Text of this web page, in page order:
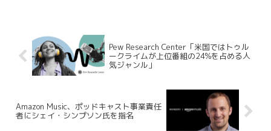
Pew Research Center「米国ではトゥル
ークライムが上位番組の24%を占める人
気ジャンル」
Amazon Music、ポッドキャスト事業責任
者にシェイ・シンプソン氏を指名